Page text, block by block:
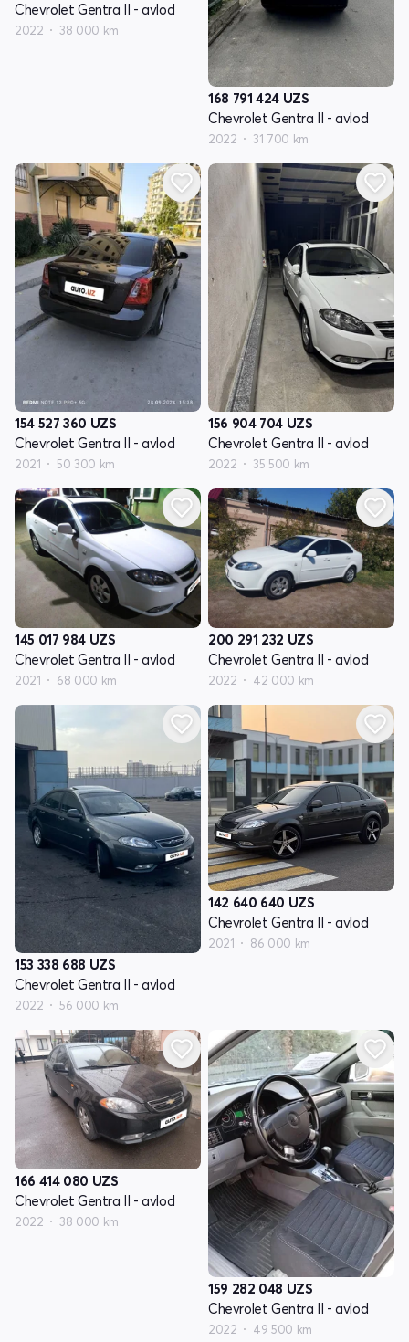
Chevrolet Gentra II - avlod
2022 38 000 km
168 791 424 UZS
Chevrolet Gentra II - avlod
2022 31 700 km
154 527 360 UZS
Chevrolet Gentra II - avlod
2021 50 300 km
156 904 704 UZS
Chevrolet Gentra II - avlod
2022 35 500 km
145 017 984 UZS
Chevrolet Gentra II - avlod
2021 68 000 km
200 291 232 UZS
Chevrolet Gentra II - avlod
2022 42 000 km
153 338 688 UZS
Chevrolet Gentra II - avlod
2022 56 000 km
142 640 640 UZS
Chevrolet Gentra II - avlod
2021 86 000 km
166 414 080 UZS
Chevrolet Gentra II - avlod
2022 38 000 km
159 282 048 UZS
Chevrolet Gentra II - avlod
2022 49 500 km